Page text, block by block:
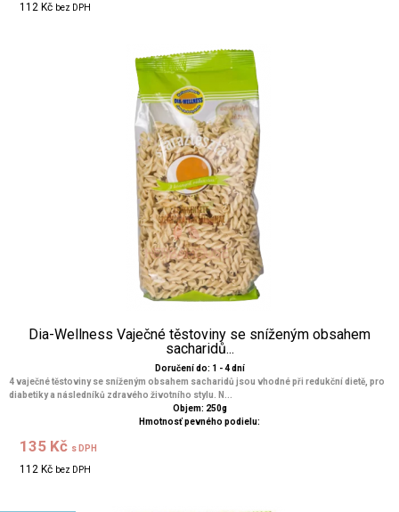
112 Kč bez DPH
Dia-Wellness Vaječné těstoviny se sníženým obsahem
sacharidů...
Doručení do: 1 - 4 dní
4 vaječné těstoviny se sníženým obsahem sacharidů jsou vhodné při redukční dietě, pro
diabetiky a následníků zdravého životního stylu. N...
Objem: 250g
Hmotnosť pevného podielu:
135 Kč s DPH
112 Kč bez DPH